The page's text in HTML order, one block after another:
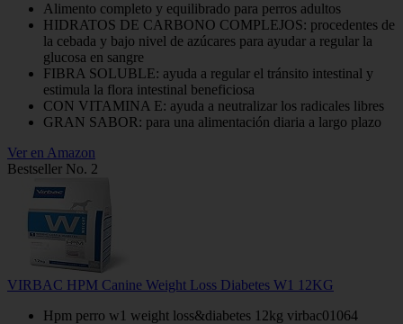
Alimento completo y equilibrado para perros adultos
HIDRATOS DE CARBONO COMPLEJOS: procedentes de
la cebada y bajo nivel de azúcares para ayudar a regular la
glucosa en sangre
FIBRA SOLUBLE: ayuda a regular el tránsito intestinal y
estimula la flora intestinal beneficiosa
CON VITAMINA E: ayuda a neutralizar los radicales libres
GRAN SABOR: para una alimentación diaria a largo plazo
Ver en Amazon
Bestseller No. 2
VIRBAC HPM Canine Weight Loss Diabetes W1 12KG
Hpm perro w1 weight loss&diabetes 12kg virbac01064